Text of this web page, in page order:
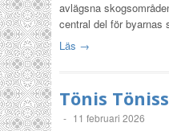
avlägsna
central del för
Läs →
Tönis
- 11 februari 2026